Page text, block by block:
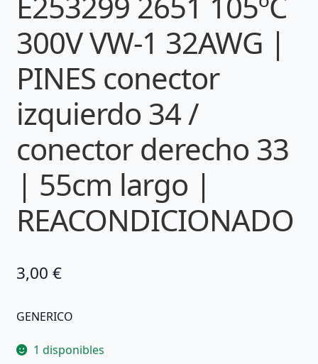
300V VW-1 32AWG |
PINES conector
izquierdo 34 /
conector derecho 33
| 55cm largo |
REACONDICIONADO
3,00 €
GENERICO
1 disponibles